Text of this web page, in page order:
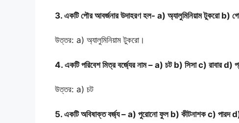
3. একটি পৌর আবর্জনার উদাহরণ হল- a) অ্যালুমিনিয়াম টুকরো
উত্তর: a) অ্যালুমিনিয়াম টুকরো।
4. একটি পরিবেশ মিত্র বর্জ্যের নাম – a) চট b) সিসা c) রাবার d)
উত্তর: a) চট
5. একটি অবিষাক্ত বর্জ্য – a) পুরোনো ফুল b) কীটনাশক c) পারদ